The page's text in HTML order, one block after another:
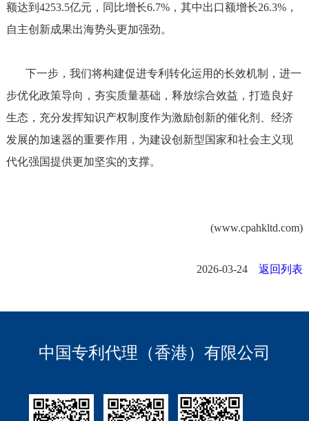
额达到4253.5亿元，同比增长6.7%，其中出口额增长26.3%，
自主创新成果出海势头更加强劲。
下一步，我们将构建促进专利转化运用的长效机制，进一
步优化政策导向，夯实质量基础，释放综合效益，打造良好
生态，充分发挥知识产权制度作为激励创新的催化剂、经济
发展的加速器的重要作用，为建设创新型国家和社会主义现
代化强国提供更加坚实的支撑。
(www.cpahkltd.com)
2026-03-24返回列表
中国专利代理（香港）有限公司